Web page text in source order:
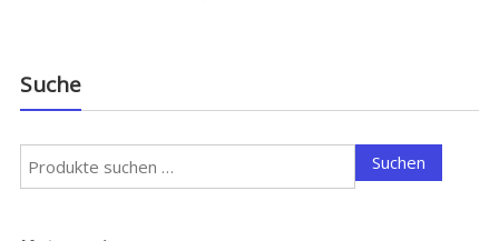
Suche
Suchen
nach:
Suchen